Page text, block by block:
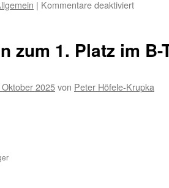
| Kommentare deaktiviertfür
zum 1. Platz im
2025von Peter Höfele-Krupka